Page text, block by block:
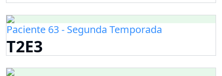
Paciente 63 - Segunda Temporada
T2E3